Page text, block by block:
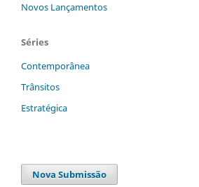
Novos Lançamentos
Séries
Contemporânea
Trânsitos
Estratégica
Nova Submissão